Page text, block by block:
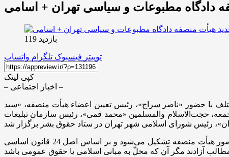
دادگاه مطبوعات و سیاسی تهران + اسامی
بازدید 119
توییتر فیسبوک تلگرام واتساپ
کپی لینک
– اخبار اجتماعی –
با حضور «ناصر سراج»، رئیس تعیین اعضاء هیأت منصفه، «سید
حجت‌الاسلام والمسلمین «محمد قمی»، رئیس سازمان تبلیغات
سراج با اشاره به اهمیّت این جلسه اظهار کرد: بر اساس اصل 168 قانون اساسی دادگاه های سیاسی و مطبوعاتی علنی است و با حضور هیأت منصفه تشکیل می‌شود و بر اساس اصل 24 قانون اساسی